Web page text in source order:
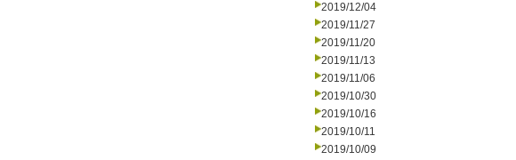
2019/12/04
2019/11/27
2019/11/20
2019/11/13
2019/11/06
2019/10/30
2019/10/16
2019/10/11
2019/10/09